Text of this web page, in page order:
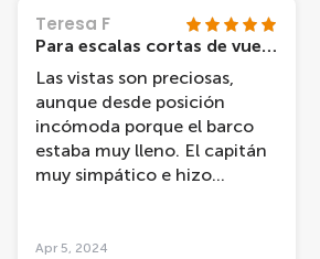
confort est rudimentaire.
Teresa F
Para escalas cortas de vuelo
Las vistas son preciosas,
aunque desde posición
incómoda porque el barco
estaba muy lleno. El capitán
muy simpático e hizo
Apr 5, 2024